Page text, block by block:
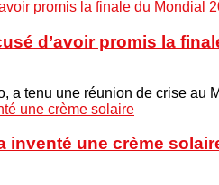
d’avoir promis la
a tenu une réunion de crise au
inventé une crème